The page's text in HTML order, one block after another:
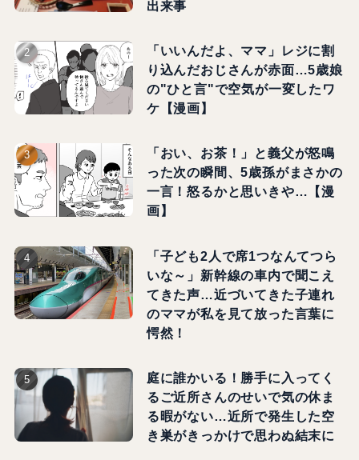
出来事
「いいんだよ、ママ」レジに割
り込んだおじさんが赤面…5歳娘
の"ひと言"で空気が一変したワ
ケ【漫画】
「おい、お茶！」と義父が怒鳴
った次の瞬間、5歳孫がまさかの
一言！怒るかと思いきや…【漫
画】
「子ども2人で席1つなんてつら
いな～」新幹線の車内で聞こえ
てきた声…近づいてきた子連れ
のママが私を見て放った言葉に
愕然！
庭に誰かいる！勝手に入ってく
るご近所さんのせいで気の休ま
る暇がない…近所で発生した空
き巣がきっかけで思わぬ結末に